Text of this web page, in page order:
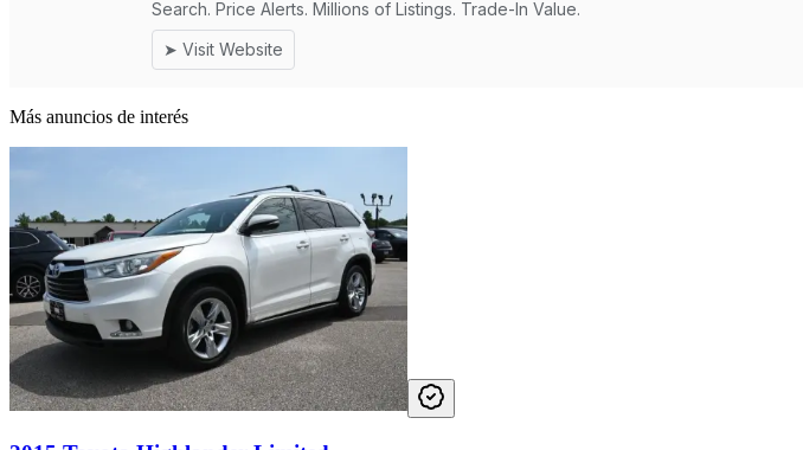
Más anuncios de interés